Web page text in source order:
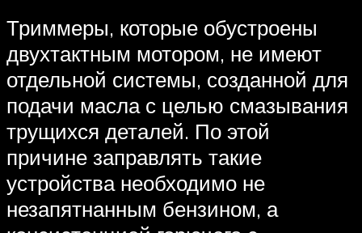
Триммеры, которые обустроены
двухтактным мотором, не имеют
отдельной системы, созданной для
подачи масла с целью смазывания
трущихся деталей. По этой
причине заправлять такие
устройства необходимо не
незапятнанным бензином, а